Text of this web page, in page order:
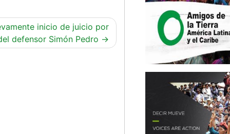
inicio de juicio por
defensor Simón Pedro